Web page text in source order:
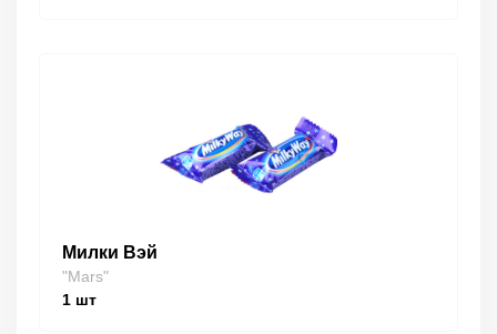
Милки Вэй
"Mars"
1 шт